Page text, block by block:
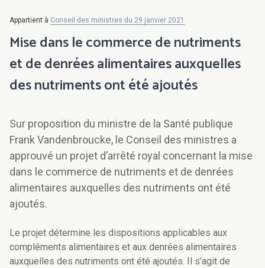
Appartient à Conseil des ministres du 29 janvier 2021
Mise dans le commerce de nutriments
et de denrées alimentaires auxquelles
des nutriments ont été ajoutés
Sur proposition du ministre de la Santé publique
Frank Vandenbroucke, le Conseil des ministres a
approuvé un projet d’arrêté royal concernant la mise
dans le commerce de nutriments et de denrées
alimentaires auxquelles des nutriments ont été
ajoutés.
Le projet détermine les dispositions applicables aux
compléments alimentaires et aux denrées alimentaires
auxquelles des nutriments ont été ajoutés. Il s’agit de